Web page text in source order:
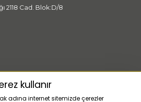
2118 Cad. Blok:D/8
kullanır
adına internet sitemizde çerezler